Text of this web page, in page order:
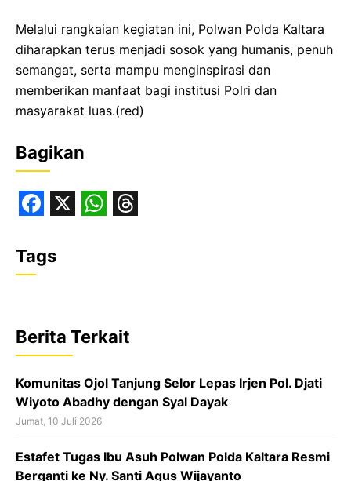
Melalui rangkaian kegiatan ini, Polwan Polda Kaltara
diharapkan terus menjadi sosok yang humanis, penuh
semangat, serta mampu menginspirasi dan
memberikan manfaat bagi institusi Polri dan
masyarakat luas.(red)
Bagikan
a
c
b
o
o
k
s
A
p
p
a
d
s
Tags
Berita Terkait
Komunitas Ojol Tanjung Selor Lepas Irjen Pol. Djati
Wiyoto Abadhy dengan Syal Dayak
Jumat, 10 Juli 2026
Estafet Tugas Ibu Asuh Polwan Polda Kaltara Resmi
Berganti ke Ny. Santi Agus Wijayanto